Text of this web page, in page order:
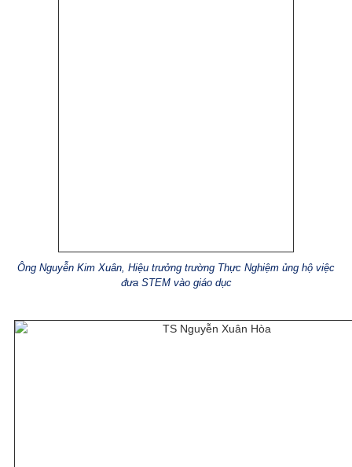
Ông Nguyễn Kim Xuân, Hiệu trưởng trường Thực Nghiệm ủng hộ việc
đưa STEM vào giáo dục